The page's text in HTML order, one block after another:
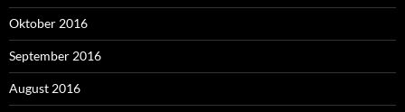
Oktober 2016
September 2016
August 2016